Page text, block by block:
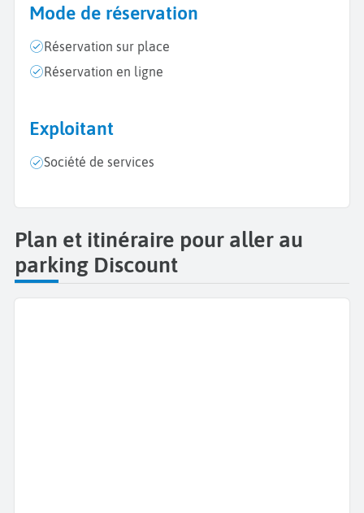
Mode de réservation
Réservation sur place
Réservation en ligne
Exploitant
Société de services
Plan et itinéraire pour aller au
parking Discount